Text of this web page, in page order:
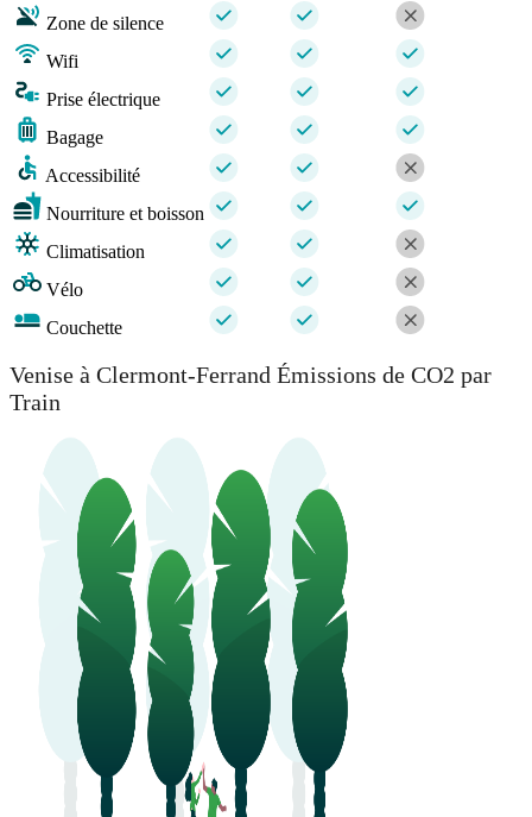
Zone de silence
Wifi
Prise électrique
Bagage
Accessibilité
Nourriture et boisson
Climatisation
Vélo
Couchette
Venise à Clermont-Ferrand Émissions de CO2 par
Train